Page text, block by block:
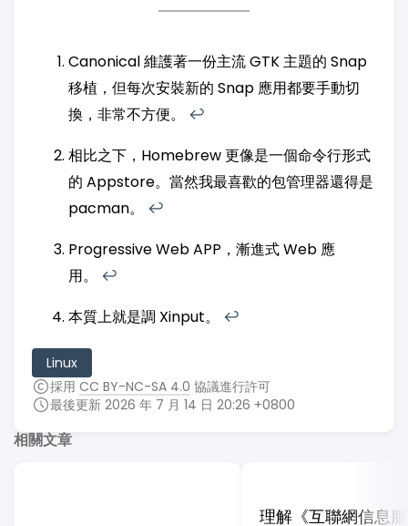
Canonical 維護著一份主流 GTK 主題的 Snap
移植，但每次安裝新的 Snap 應用都要手動切
換，非常不方便。 ↩︎
相比之下，Homebrew 更像是一個命令行形式
的 Appstore。當然我最喜歡的包管理器還得是
pacman。 ↩︎
Progressive Web APP，漸進式 Web 應
用。 ↩︎
本質上就是調 Xinput。 ↩︎
Linux
採用 CC BY-NC-SA 4.0 協議進行許可
最後更新 2026 年 7 月 14 日 20:26 +0800
相關文章
理解《互聯網信息